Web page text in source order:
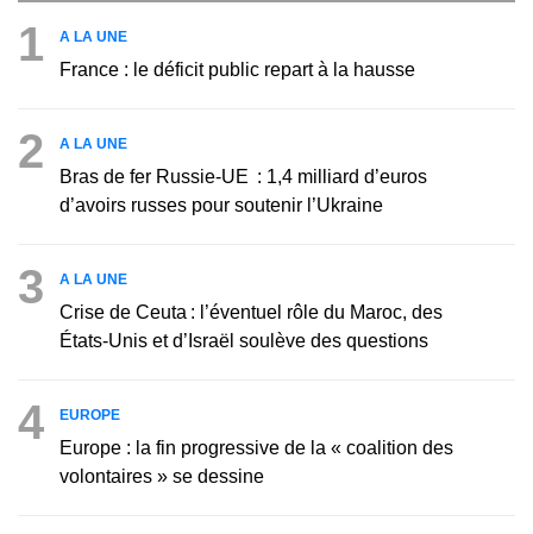
1 A LA UNE
France : le déficit public repart à la hausse
2 A LA UNE
Bras de fer Russie-UE : 1,4 milliard d’euros
d’avoirs russes pour soutenir l’Ukraine
3 A LA UNE
Crise de Ceuta : l’éventuel rôle du Maroc, des
États-Unis et d’Israël soulève des questions
4 EUROPE
Europe : la fin progressive de la « coalition des
volontaires » se dessine